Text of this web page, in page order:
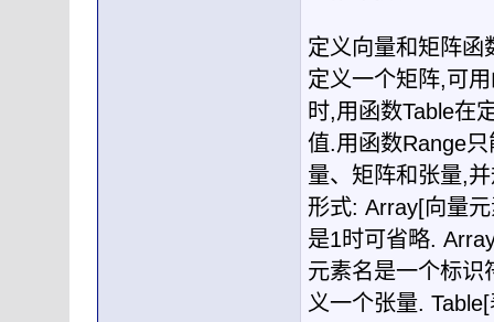
定义向量和矩阵函
定义一个矩阵,可
时,用函数Table在
值.用函数Range只
量、矩阵和张量,
形式: Array[向量
是1时可省略.
元素名是一个标识
义一个张量. Table[